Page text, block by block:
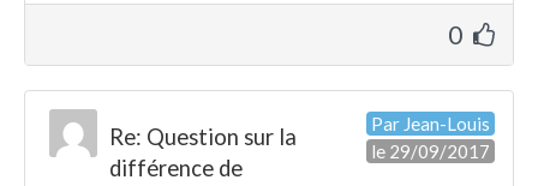
0
Par Jean-Louis
le 29/09/2017
Re: Question sur la
différence de